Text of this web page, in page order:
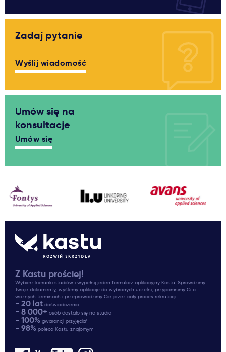
Zadaj pytanie
Wyślij wiadomość
Umów się na
konsultacje
Umów się
Z Kastu prościej!
Wybierz kierunki studiów i wypełnij jeden formularz aplikacyjny Kastu. Sprawdzimy
Twoje dokumenty, wyślemy aplikacje do wybranych uczelni, przypomnimy Ci o
ważnych terminach i przeprowadzimy Cię przez cały proces rekrutacji.
- 20 lat doświadczenia
- 8 000+ osób dostało się na studia
- 100% gwarancji przyjęcia*
- 98% poleca Kastu znajomym